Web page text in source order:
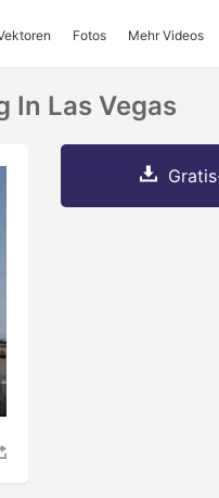
Fotos Mehr Videos
In Las Vegas